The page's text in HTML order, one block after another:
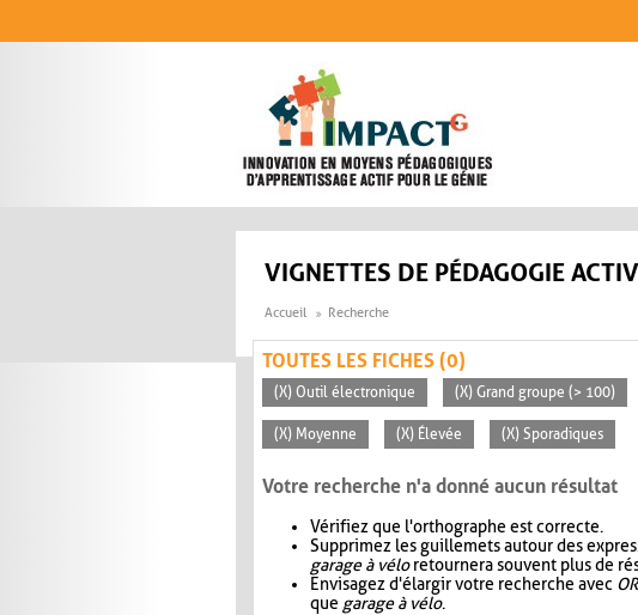
VIGNETTES DE PÉDAGOGIE
Accueil Recherche
TOUTES LES FICHES (0)
(X) Outil électronique (X) Grand groupe (> 100)
(X) Moyenne (X) Élevée (X) Sporadiques
Votre recherche n'a donné aucun résultat
Vérifiez que l'orthographe est correcte.
Supprimez les guillemets autour des
garage à véloretournera souvent plus de
Envisagez d'élargir votre recherche avec OR
que garage à vélo.